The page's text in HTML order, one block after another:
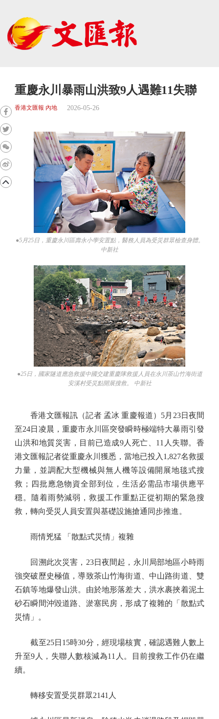
重慶永川暴雨山洪致9人遇難11失聯
香港文匯報 內地 2026-05-26
●5月25日，重慶永川區壽永小學安置點，醫務人員為受災群眾檢查身體。
中新社
●25日，國家隧道應急救援中國交建重慶隊救援人員在永川茶山竹海街道
安溪村受災點開展搜救。 中新社
香港文匯報訊（記者 孟冰 重慶報道）5月23日夜間
至24日凌晨，重慶市永川區突發瞬時極端特大暴雨引發
山洪和地質災害，目前已造成9人死亡、11人失聯。香
港文匯報記者從重慶永川獲悉，當地已投入1,827名救援
力量，並調配大型機械與無人機等設備開展地毯式搜
救；四批應急物資全部到位，生活必需品市場供應平
穩。隨着雨勢減弱，救援工作重點正從初期的緊急搜
救，轉向受災人員安置與基礎設施搶通同步推進。
雨情兇猛 「散點式災情」複雜
回溯此次災害，23日夜間起，永川局部地區小時雨
強突破歷史極值，導致茶山竹海街道、中山路街道、雙
石鎮等地爆發山洪。由於地形落差大，洪水裹挾着泥土
砂石瞬間沖毀道路、淤塞民房，形成了複雜的「散點式
災情」。
截至25日15時30分，經現場核實，確認遇難人數上
升至9人，失聯人數核減為11人。目前搜救工作仍在繼
續。
轉移安置受災群眾2141人